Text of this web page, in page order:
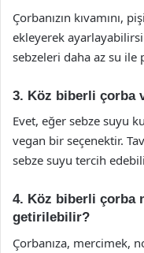
Çorbanızın kıvamını,
ekleyerek
sebzeleri daha az su ile
3. Köz biberli çorba
Evet, eğer sebze suyu
vegan bir seçenektir.
sebze suyu tercih
4. Köz biberli çorba
getirilebilir?
Çorbanıza, mercimek,